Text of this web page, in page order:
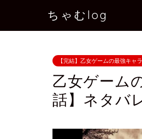
ちゃむlog
【完結】乙女ゲームの最強キャ
乙女ゲーム
話】ネタバ